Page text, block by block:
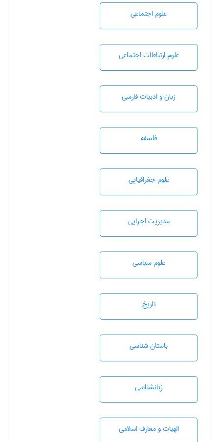
علوم اجتماعی
علوم ارتباطات اجتماعی
زبان و ادبيات فارسی
فلسفه
علوم جغرافيايی
مديريت اجرايی
علوم سياسی
تاريخ
باستان شناسی
زبانشناسی
الهیات و معارف اسلامی